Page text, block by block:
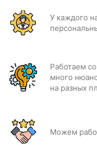
У каждого
Работаем
много
на разных
Можем